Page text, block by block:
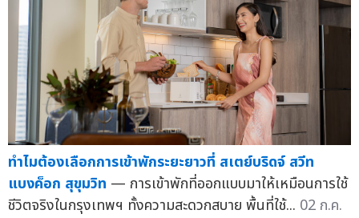
ทำไมต้องเลือกการเข้าพักระยะยาวที่ สเตย์บริดจ์ สวีท
แบงค็อก สุขุมวิท — การเข้าพักที่ออกแบบมาให้เหมือนการใช้
ชีวิตจริงในกรุงเทพฯ ทั้งความสะดวกสบาย พื้นที่ใช้... 02 ก.ค.